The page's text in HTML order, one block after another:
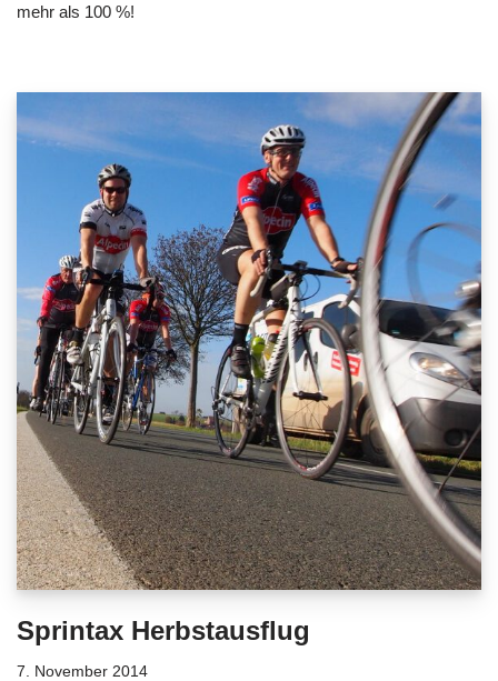
mehr als 100 %!
Sprintax Herbstausflug
7. November 2014